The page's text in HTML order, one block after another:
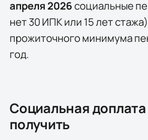
апреля2026социальные
нет 30 ИПК или 15 лет
прожиточного минимума
год.
Социальная доплата
получить